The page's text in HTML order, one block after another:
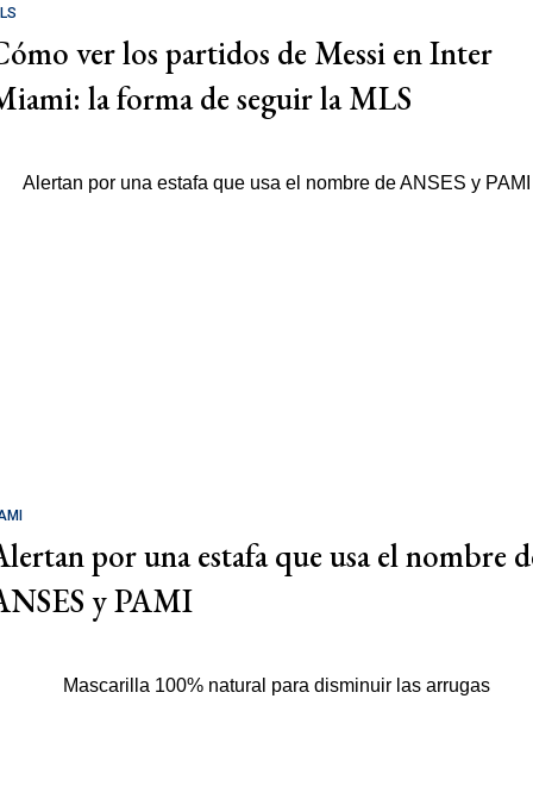
ver los partidos de Messi en Inter
la forma de seguir la MLS
por una estafa que usa el nombre
y PAMI